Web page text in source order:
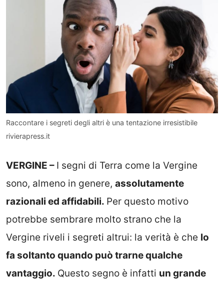
Raccontare i segreti degli altri è una tentazione irresistibile
rivierapress.it
VERGINE – I segni di Terra come la Vergine
sono, almeno in genere, assolutamente
razionali ed affidabili. Per questo motivo
potrebbe sembrare molto strano che la
Vergine riveli i segreti altrui: la verità è che lo
fa soltanto quando può trarne qualche
vantaggio. Questo segno è infatti un grande